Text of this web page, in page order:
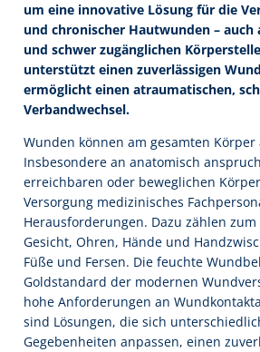
um eine innovative Lösung für die
und chronischer Hautwunden – auch
und schwer zugänglichen
unterstützt einen zuverlässigen
ermöglicht einen atraumatischen,
Verbandwechsel.
Wunden können am gesamten
Insbesondere an anatomisch
erreichbaren oder beweglichen
Versorgung medizinisches
Herausforderungen. Dazu zählen
Gesicht, Ohren, Hände und
Füße und Fersen. Die feuchte
Goldstandard der modernen
hohe Anforderungen an
sind Lösungen, die sich
Gegebenheiten anpassen, einen